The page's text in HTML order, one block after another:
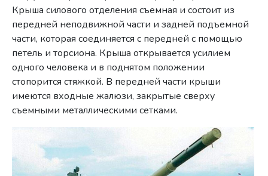
Крыша силового отделения съемная и состоит из
передней неподвижной части и задней подъемной
части, которая соединяется с передней с помощью
петель и торсиона. Крыша открывается усилием
одного человека и в поднятом положении
стопорится стяжкой. В передней части крыши
имеются входные жалюзи, закрытые сверху
съемными металлическими сетками.